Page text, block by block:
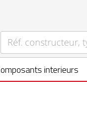
composants interieurs